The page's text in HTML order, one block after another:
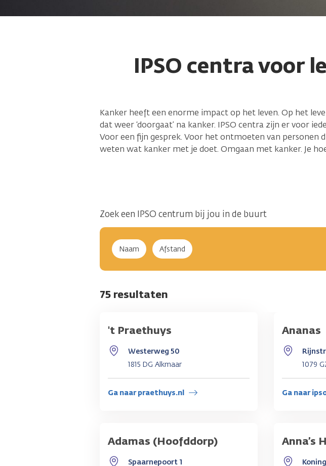
IPSO centra voor
Kanker heeft een enorme impact op het leven. Op het
dat weer ‘doorgaat’ na kanker. IPSO centra zijn er voor
Voor een fijn gesprek. Voor het ontmoeten van personen
weten wat kanker met je doet. Omgaan met kanker. Je
Zoek een IPSO centrum bij jou in de buurt
Naam Afstand
5 km
50 km
75 resultaten
't Praethuys
Westerweg 50
1815 DG Alkmaar
Ga naar praethuys.nl
Adamas (Hoofddorp)
Spaarnepoort 1
Ananas
1079
Ga naar
Anna’s